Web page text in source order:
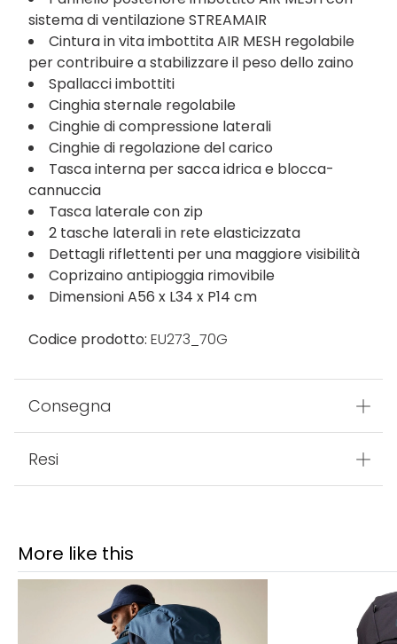
sistema di ventilazione STREAMAIR
Cintura in vita imbottita AIR MESH regolabile
per contribuire a stabilizzare il peso dello zaino
Spallacci imbottiti
Cinghia sternale regolabile
Cinghie di compressione laterali
Cinghie di regolazione del carico
Tasca interna per sacca idrica e blocca-
cannuccia
Tasca laterale con zip
2 tasche laterali in rete elasticizzata
Dettagli riflettenti per una maggiore visibilità
Coprizaino antipioggia rimovibile
Dimensioni A56 x L34 x P14 cm
Codice prodotto: EU273_70G
Consegna
Resi
More like this